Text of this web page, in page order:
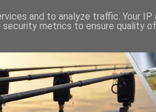
and to analyze traffic. Your IP
metrics to ensure quality